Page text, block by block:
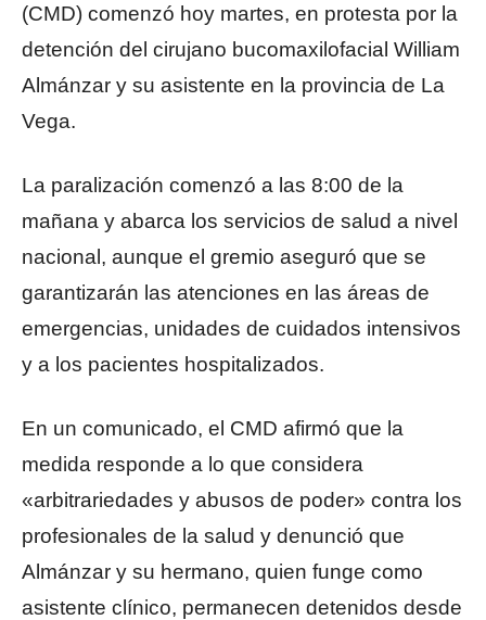
(CMD) comenzó hoy martes, en protesta por la
detención del cirujano bucomaxilofacial William
Almánzar y su asistente en la provincia de La
Vega.
La paralización comenzó a las 8:00 de la
mañana y abarca los servicios de salud a nivel
nacional, aunque el gremio aseguró que se
garantizarán las atenciones en las áreas de
emergencias, unidades de cuidados intensivos
y a los pacientes hospitalizados.
En un comunicado, el CMD afirmó que la
medida responde a lo que considera
«arbitrariedades y abusos de poder» contra los
profesionales de la salud y denunció que
Almánzar y su hermano, quien funge como
asistente clínico, permanecen detenidos desde